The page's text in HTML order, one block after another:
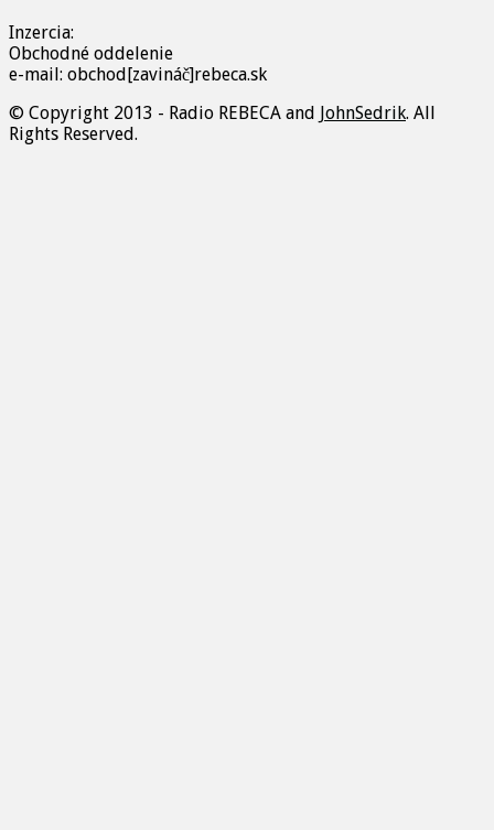
Inzercia:
Obchodné oddelenie
e-mail: obchod[zavináč]rebeca.sk
© Copyright 2013 - Radio REBECA and JohnSedrik. All
Rights Reserved.